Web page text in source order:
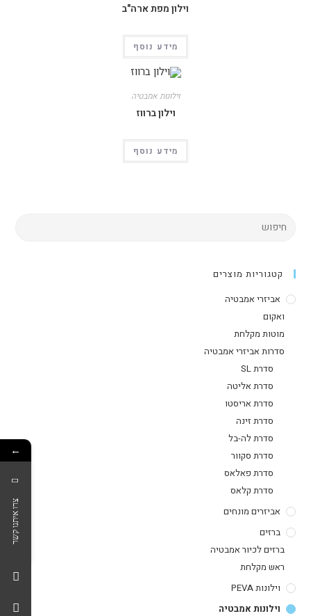
וילון מפת ארה"ב
מידע נוסף
וילונות אמבטיה
וילון ברווז
מידע נוסף
קטגוריות מוצרים
אביזרי אמבטיה
ואקום
מוטות מקלחת
סדרות אביזרי אמבטיה
סדרת SL
סדרת אליטה
סדרת אריסטו
סדרת זינה
סדרת לה-בל
סדרת סקוור
סדרת פאלאס
סדרת קלאס
אביזרים מונחים
ברזים
ברזים לכיור אמבטיה
ראש מקלחת
וילונות PEVA
וילונות אמבטיה
←
צרו איתנו קשר